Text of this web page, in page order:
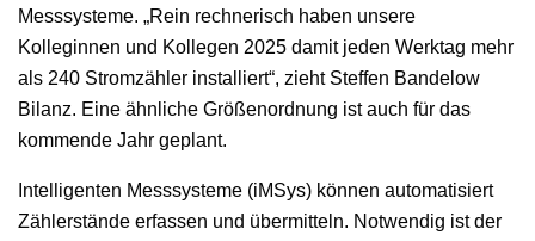
Messsysteme. „Rein rechnerisch haben unsere
Kolleginnen und Kollegen 2025 damit jeden Werktag mehr
als 240 Stromzähler installiert“, zieht Steffen Bandelow
Bilanz. Eine ähnliche Größenordnung ist auch für das
kommende Jahr geplant.
Intelligenten Messsysteme (iMSys) können automatisiert
Zählerstände erfassen und übermitteln. Notwendig ist der